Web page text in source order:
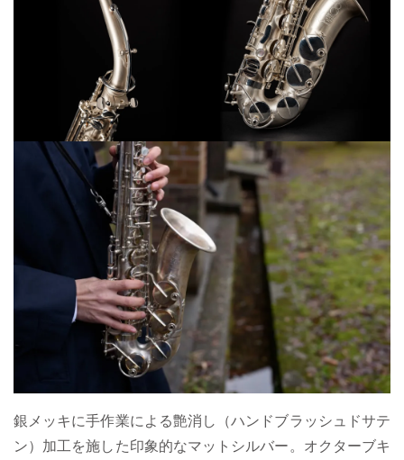
銀メッキに手作業による艶消し（ハンドブラッシュドサテ
ン）加工を施した印象的なマットシルバー。オクターブキ